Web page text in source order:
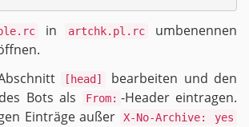
in artchk.pl.rc
um­be­nen­nen
[head]
be­ar­bei­ten und den
Bots als
From: -Hea­der ein­tra­gen.
Ein­trä­ge außer
X-No-Archive: yes